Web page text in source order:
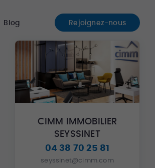
Blog Rejoignez-nous
CIMM IMMOBILIER
SEYSSINET
04 38 70 25 81
seyssinet@cimm.com